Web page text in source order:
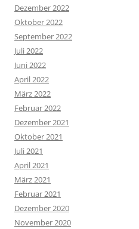
Dezember 2022
Oktober 2022
September 2022
Juli 2022
Juni 2022
April 2022
März 2022
Februar 2022
Dezember 2021
Oktober 2021
Juli 2021
April 2021
März 2021
Februar 2021
Dezember 2020
November 2020